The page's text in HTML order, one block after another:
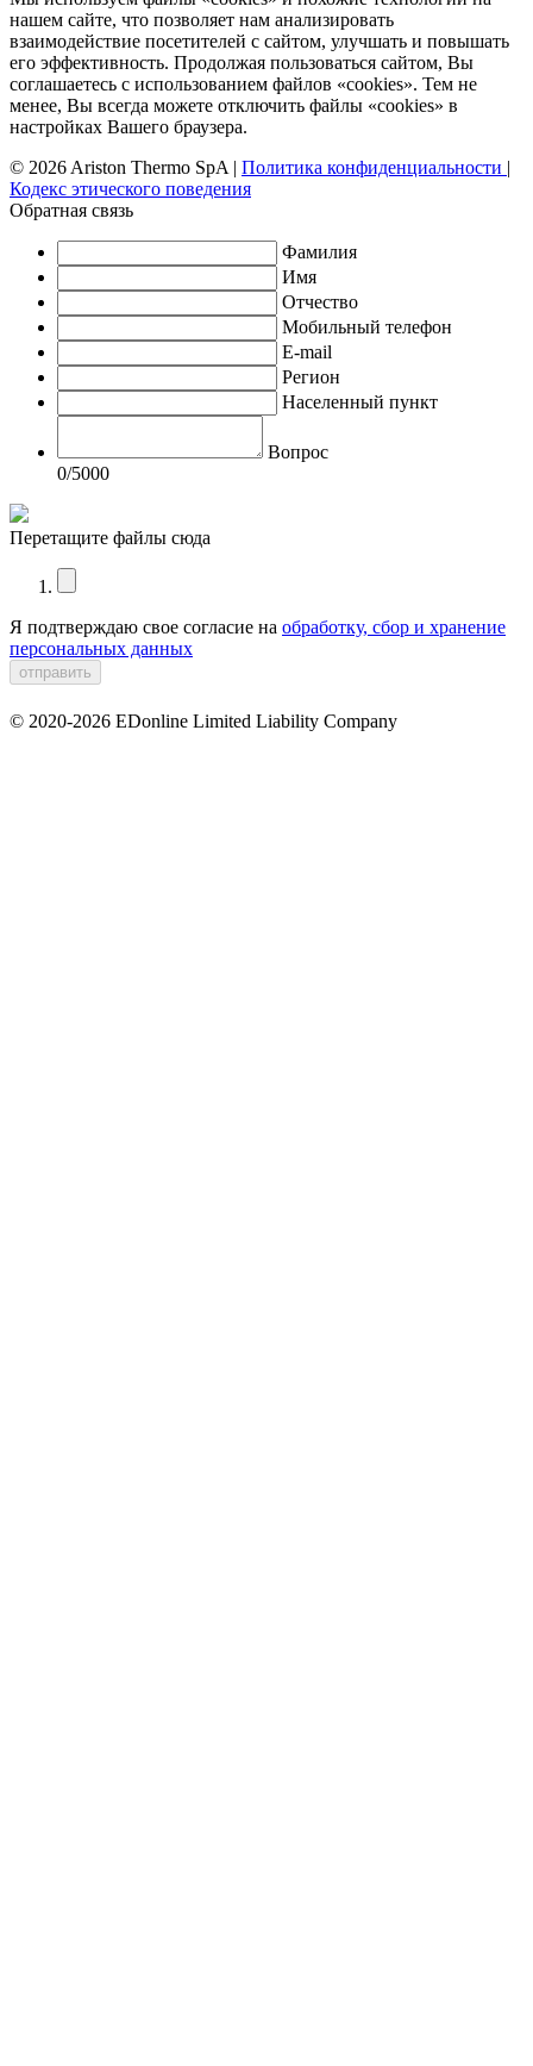
нашем сайте, что позволяет нам анализировать
взаимодействие посетителей с сайтом, улучшать и повышать
его эффективность. Продолжая пользоваться сайтом, Вы
соглашаетесь с использованием файлов «cookies». Тем не
менее, Вы всегда можете отключить файлы «cookies» в
настройках Вашего браузера.
© 2026 Ariston Thermo SpA | Политика конфиденциальности |
Кодекс этического поведения
Обратная связь
Фамилия
Имя
Отчество
Мобильный телефон
E-mail
Регион
Населенный пункт
Вопрос
0/5000
Перетащите файлы сюда
Я подтверждаю свое согласие на обработку, сбор и хранение
персональных данных
© 2020-2026 EDonline Limited Liability Company